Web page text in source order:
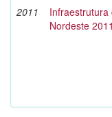
2011
Nordeste 2011